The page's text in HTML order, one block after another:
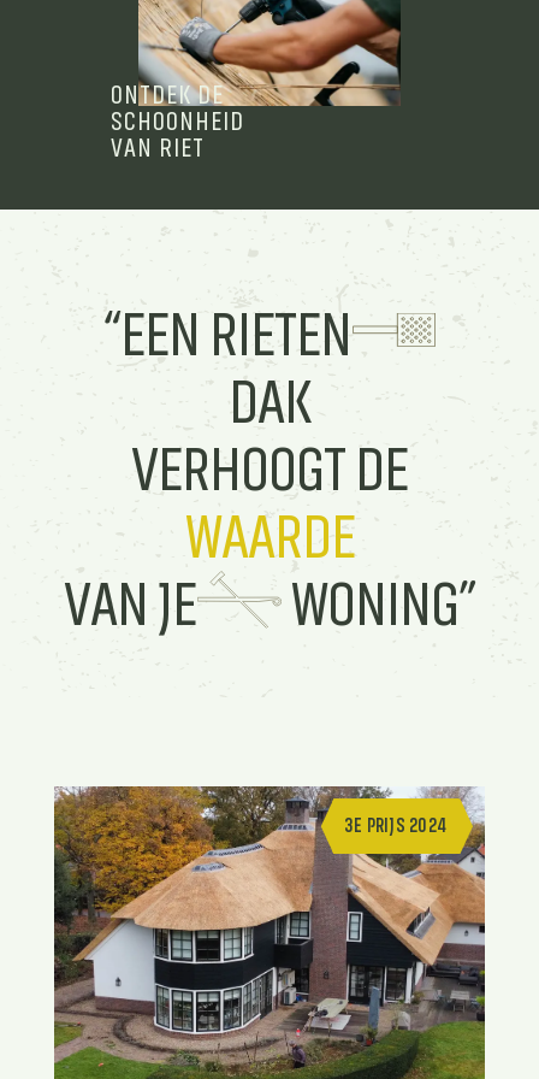
ONTDEK DE
SCHOONHEID
VAN RIET
“EEN RIETEN
DAK
VERHOOGT DE
WAARDE
VAN JE
WONING”
3E PRIJS 2024